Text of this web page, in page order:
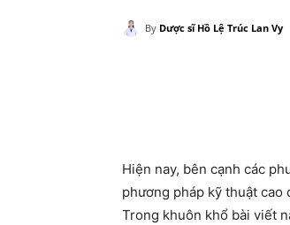
By Dược sĩ Hồ Lệ Trúc Lan Vy
Hiện nay, bên cạnh các
phương pháp kỹ thuật
Trong khuôn khổ bài viết